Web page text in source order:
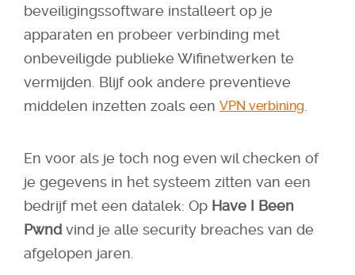
beveiligingssoftware installeert op je
apparaten en probeer verbinding met
onbeveiligde publieke Wifinetwerken te
vermijden. Blijf ook andere preventieve
middelen inzetten zoals een VPN verbining
En voor als je toch nog even wil checken of
je gegevens in het systeem zitten van een
bedrijf met een datalek: Op Have I Been
Pwndvind je alle security breaches van de
afgelopen jaren.